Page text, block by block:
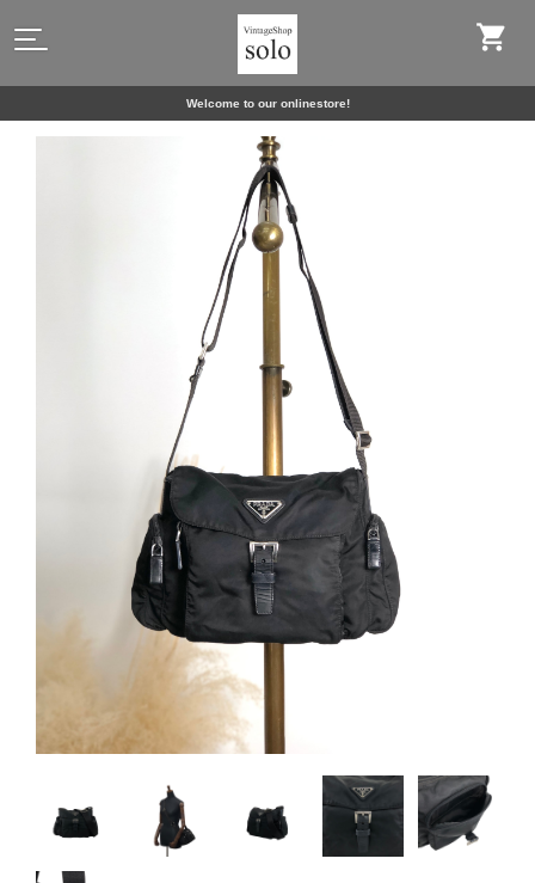
Welcome to our onlinestore!